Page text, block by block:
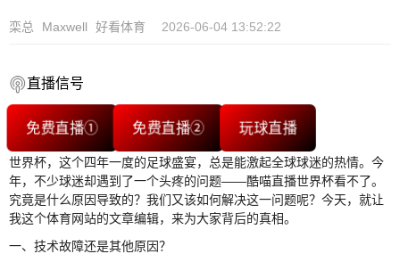
栾总 Maxwell 好看体育 2026-06-04 13:52:22
直播信号
免费直播① 免费直播② 玩球直播
世界杯，这个四年一度的足球盛宴，总是能激起全球球迷的热情。今
年，不少球迷却遇到了一个头疼的问题——酷喵直播世界杯看不了。
究竟是什么原因导致的？我们又该如何解决这一问题呢？今天，就让
我这个体育网站的文章编辑，来为大家背后的真相。
一、技术故障还是其他原因？